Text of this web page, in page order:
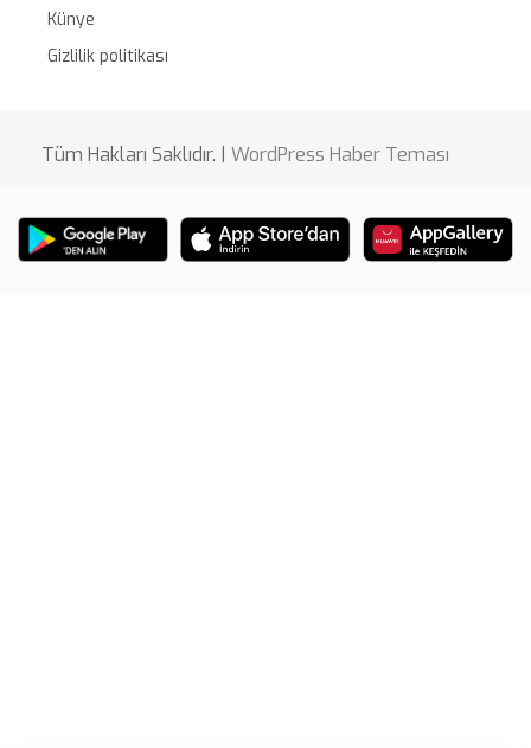
Künye
Gizlilik politikası
Tüm Hakları Saklıdır. | WordPress Haber Teması